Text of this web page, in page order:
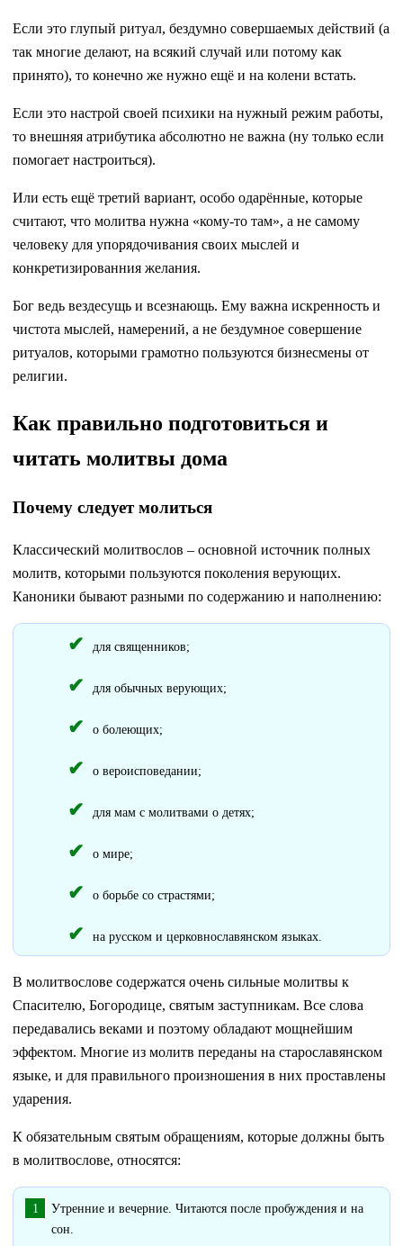
Если это глупый ритуал, бездумно совершаемых действий (а
так многие делают, на всякий случай или потому как
принято), то конечно же нужно ещё и на колени встать.
Если это настрой своей психики на нужный режим работы,
то внешняя атрибутика абсолютно не важна (ну только если
помогает настроиться).
Или есть ещё третий вариант, особо одарённые, которые
считают, что молитва нужна «кому-то там», а не самому
человеку для упорядочивания своих мыслей и
конкретизированния желания.
Бог ведь вездесущь и всезнающь. Ему важна искренность и
чистота мыслей, намерений, а не бездумное совершение
ритуалов, которыми грамотно пользуются бизнесмены от
религии.
Как правильно подготовиться и
читать молитвы дома
Почему следует молиться
Классический молитвослов – основной источник полных
молитв, которыми пользуются поколения верующих.
Каноники бывают разными по содержанию и наполнению:
для священников;
для обычных верующих;
о болеющих;
о вероисповедании;
для мам с молитвами о детях;
о мире;
о борьбе со страстями;
на русском и церковнославянском языках.
В молитвослове содержатся очень сильные молитвы к
Спасителю, Богородице, святым заступникам. Все слова
передавались веками и поэтому обладают мощнейшим
эффектом. Многие из молитв переданы на старославянском
языке, и для правильного произношения в них проставлены
ударения.
К обязательным святым обращениям, которые должны быть
в молитвослове, относятся:
Утренние и вечерние. Читаются после пробуждения и на
сон.